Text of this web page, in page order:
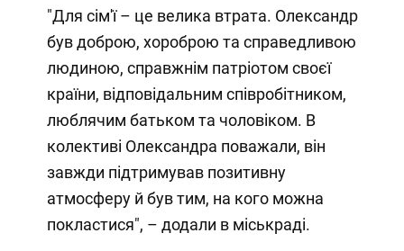
"Для сім'ї – це велика втрата. Олександр
був доброю, хороброю та справедливою
людиною, справжнім патріотом своєї
країни, відповідальним співробітником,
люблячим батьком та чоловіком. В
колективі Олександра поважали, він
завжди підтримував позитивну
атмосферу й був тим, на кого можна
покластися", – додали в міськраді.